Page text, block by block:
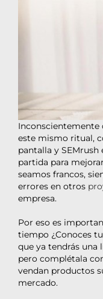
Inconscientemente
este mismo ritual,
pantalla y SEMrush
partida para
seamos francos,
errores en otros
empresa.
Por eso es
tiempo ¿Conoces
que ya tendrás
pero complétala
vendan productos
mercado.